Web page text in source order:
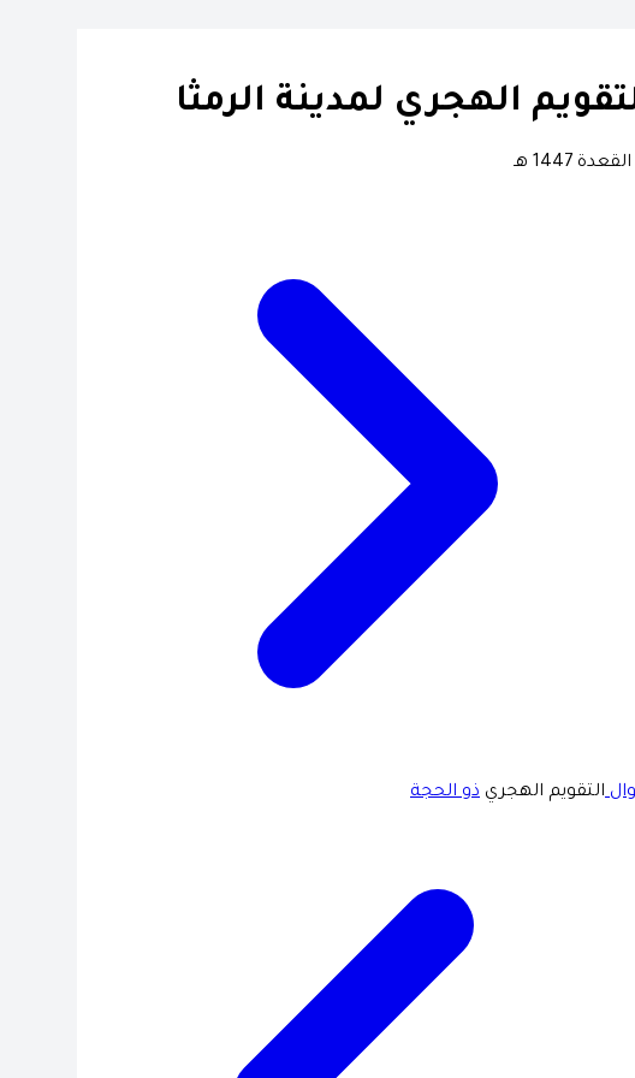
الهجري لمدينة الرمثا
1447 هـ
التقويم الهجري ذو الحجة